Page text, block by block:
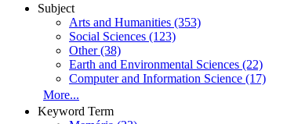
Subject
Arts and Humanities (353)
Social Sciences (123)
Other (38)
Earth and Environmental Sciences (22)
Computer and Information Science (17)
More...
Keyword Term